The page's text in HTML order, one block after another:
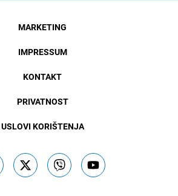
MARKETING
IMPRESSUM
KONTAKT
PRIVATNOST
USLOVI KORIŠTENJA